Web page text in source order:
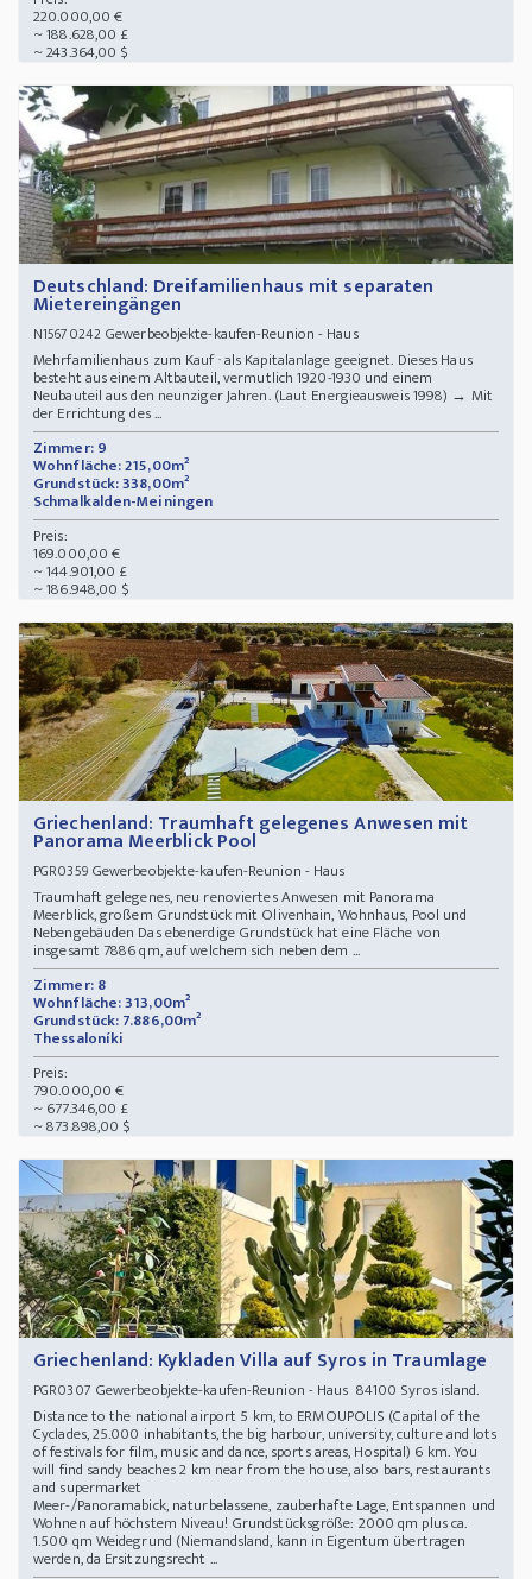
220.000,00 €
~ 188.628,00 £
~ 243.364,00 $
Deutschland: Dreifamilienhaus mit separaten
Mietereingängen
N15670242Gewerbeobjekte-kaufen-Reunion - Haus
Mehrfamilienhaus zum Kauf · als Kapitalanlage geeignet. Dieses Haus
besteht aus einem Altbauteil, vermutlich 1920-1930 und einem
Neubauteil aus den neunziger Jahren. (Laut Energieausweis 1998) → Mit
der Errichtung des ...
Zimmer: 9
Wohnfläche: 215,00m²
Grundstück: 338,00m²
Schmalkalden-Meiningen
Preis:
169.000,00 €
~ 144.901,00 £
~ 186.948,00 $
Griechenland: Traumhaft gelegenes Anwesen mit
Panorama Meerblick Pool
PGR0359Gewerbeobjekte-kaufen-Reunion - Haus
Traumhaft gelegenes, neu renoviertes Anwesen mit Panorama
Meerblick, großem Grundstück mit Olivenhain, Wohnhaus, Pool und
Nebengebäuden Das ebenerdige Grundstück hat eine Fläche von
insgesamt 7886 qm, auf welchem sich neben dem ...
Zimmer: 8
Wohnfläche: 313,00m²
Grundstück: 7.886,00m²
Thessaloníki
Preis:
790.000,00 €
~ 677.346,00 £
~ 873.898,00 $
Griechenland: Kykladen Villa auf Syros in Traumlage
PGR0307 Gewerbeobjekte-kaufen-Reunion - Haus 84100 Syros island.
Distance to the national airport 5 km, to ERMOUPOLIS (Capital of the
Cyclades, 25.000 inhabitants, the big harbour, university, culture and lots
of festivals for film, music and dance, sports areas, Hospital) 6 km. You
will find sandy beaches 2 km near from the house, also bars, restaurants
and supermarket
Meer-/Panoramabick, naturbelassene, zauberhafte Lage, Entspannen und
Wohnen auf höchstem Niveau! Grundstücksgröße: 2000 qm plus ca.
1.500 qm Weidegrund (Niemandsland, kann in Eigentum übertragen
werden, da Ersitzungsrecht ...